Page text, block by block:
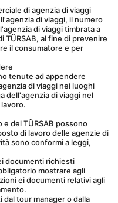
di viaggi, il numero
di viaggi timbrata a
al fine di prevenire
il consumatore e per
di viaggi nei luoghi
dell'agenzia di viaggi nel
di lavoro delle agenzie di
sono conformi a leggi,
documenti richiesti
ei documenti relativi agli